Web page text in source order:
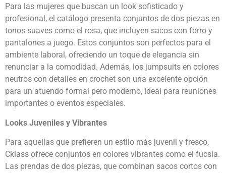
Para las mujeres que buscan un look sofisticado y
profesional, el catálogo presenta conjuntos de dos piezas en
tonos suaves como el rosa, que incluyen sacos con forro y
pantalones a juego. Estos conjuntos son perfectos para el
ambiente laboral, ofreciendo un toque de elegancia sin
renunciar a la comodidad. Además, los jumpsuits en colores
neutros con detalles en crochet son una excelente opción
para un atuendo formal pero moderno, ideal para reuniones
importantes o eventos especiales.
Looks Juveniles y Vibrantes
Para aquellas que prefieren un estilo más juvenil y fresco,
Cklass ofrece conjuntos en colores vibrantes como el fucsia.
Las prendas de dos piezas, que combinan sacos cortos con